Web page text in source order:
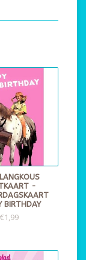
-
BIRTHDAY
€1,99